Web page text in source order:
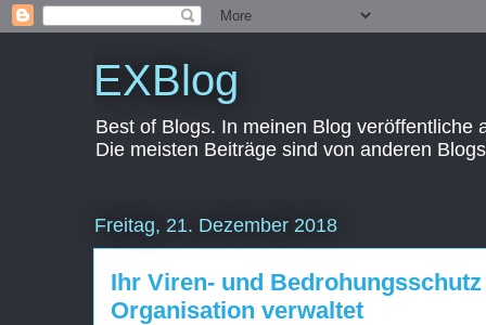
EXBlog
Best of Blogs. In meinen Blog
Die meisten Beiträge sind von anderen
Freitag, 21. Dezember 2018
Ihr Viren- und
Organisation verwaltet